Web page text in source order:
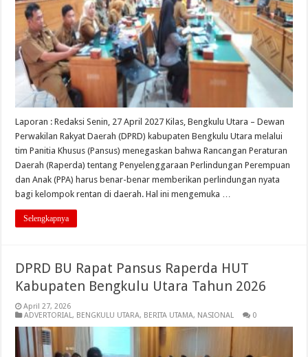
Laporan : Redaksi Senin, 27 April 2027 Kilas, Bengkulu Utara – Dewan
Perwakilan Rakyat Daerah (DPRD) kabupaten Bengkulu Utara melalui
tim Panitia Khusus (Pansus) menegaskan bahwa Rancangan Peraturan
Daerah (Raperda) tentang Penyelenggaraan Perlindungan Perempuan
dan Anak (PPA) harus benar-benar memberikan perlindungan nyata
bagi kelompok rentan di daerah. Hal ini mengemuka …
Selengkapnya
DPRD BU Rapat Pansus Raperda HUT
Kabupaten Bengkulu Utara Tahun 2026
April 27, 2026
ADVERTORIAL , BENGKULU UTARA, BERITA UTAMA, NASIONAL 0